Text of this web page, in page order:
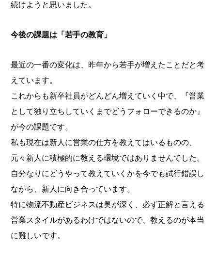
続けようと思いました。
今後の課題は「若手の教育」
最近の一番の変化は、昨年から若手が増えたことだと考
えています。
これからも新卒社員がどんどん増えていく中で、『営業
として独り立ちしていくまでどうフォローできるのか』
が今の課題です。
私も現在は新人に営業の仕方を教えてはいるものの、
元々新人に積極的に教える環境ではありませんでした。
自分なりにどうやって教えていくかを今でも試行錯誤し
ながら、新人に向き合っています。
特に物流不動産ビジネスは奥が深く、必ず正解と言える
営業スタイルがあるわけではないので、教えるのが本当
に難しいです。